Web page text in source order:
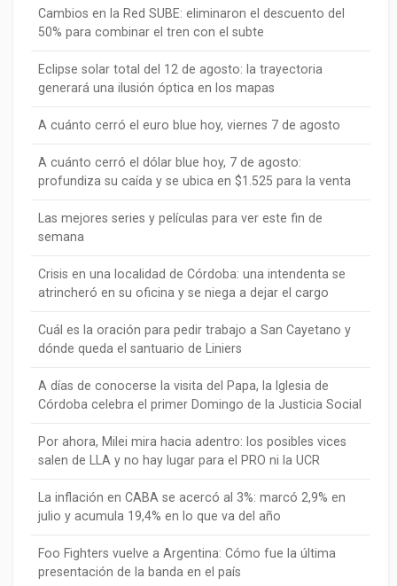
Cambios en la Red SUBE: eliminaron el descuento del
50% para combinar el tren con el subte
Eclipse solar total del 12 de agosto: la trayectoria
generará una ilusión óptica en los mapas
A cuánto cerró el euro blue hoy, viernes 7 de agosto
A cuánto cerró el dólar blue hoy, 7 de agosto:
profundiza su caída y se ubica en $1.525 para la venta
Las mejores series y películas para ver este fin de
semana
Crisis en una localidad de Córdoba: una intendenta se
atrincheró en su oficina y se niega a dejar el cargo
Cuál es la oración para pedir trabajo a San Cayetano y
dónde queda el santuario de Liniers
A días de conocerse la visita del Papa, la Iglesia de
Córdoba celebra el primer Domingo de la Justicia Social
Por ahora, Milei mira hacia adentro: los posibles vices
salen de LLA y no hay lugar para el PRO ni la UCR
La inflación en CABA se acercó al 3%: marcó 2,9% en
julio y acumula 19,4% en lo que va del año
Foo Fighters vuelve a Argentina: Cómo fue la última
presentación de la banda en el país